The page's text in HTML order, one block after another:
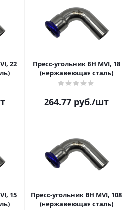
22
Пресс-угольник ВН MVI, 18
(нержавеющая сталь)
264.77руб./шт
15
Пресс-угольник ВН MVI, 108
(нержавеющая сталь)